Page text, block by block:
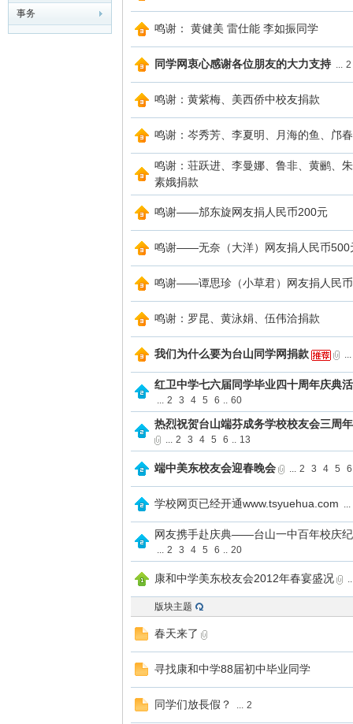
事务
鸣谢： 黄健美 雷仕能 李如振同学
同学网衷心感谢各位朋友的大力支持 ... 2
鸣谢：黄紫梅、美西侨中校友捐款
鸣谢：岑秀芳、李夏明、月海的鱼、邝
鸣谢：荘跃进、李曼娜、鲁非、黄鹂、
素娥捐款
鸣谢——邡东旋网友捐人民币200元
鸣谢——无奈（大洋）网友捐人民币500
鸣谢——谭思珍（小草君）网友捐人民
鸣谢：罗昆、黄泳娟、伍伟洽捐款
我们为什么要为台山同学网捐款 ...
红卫中学七六届同学毕业四十周年庆典
... 2 3 4 5 6 .. 60
热烈祝贺台山端芬成务学校校友会三周
... 2 3 4 5 6 .. 13
端中美东校友会迎春晚会 ... 2 3 4 5 6
学校网页已经开通www.tsyuehua.com ...
网友携手赴庆典——台山一中百年校庆
... 2 3 4 5 6 .. 20
康和中学美东校友会2012年春宴盛况
版块主题
春天来了
寻找康和中学88届初中毕业同学
同学们放長假？ ... 2